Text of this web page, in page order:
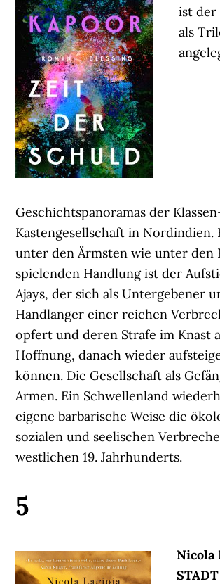
ist der
als
Geschichtspanoramas der
Kastengesellschaft in Nordindien.
unter den Ärmsten wie unter den
spielenden Handlung ist der
Ajays, der sich als Untergebener
Handlanger einer reichen
opfert und deren Strafe im Knast
Hoffnung, danach wieder
können. Die Gesellschaft als
Armen. Ein Schwellenland
eigene barbarische Weise die
sozialen und seelischen
westlichen 19. Jahrhunderts.
5
Nicola